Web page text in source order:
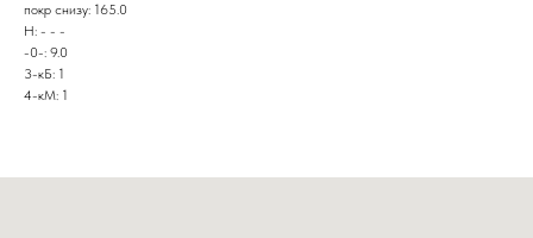
покр снизу: 165.0
Н: - - -
-0-: 9.0
3-кБ: 1
4-кМ: 1